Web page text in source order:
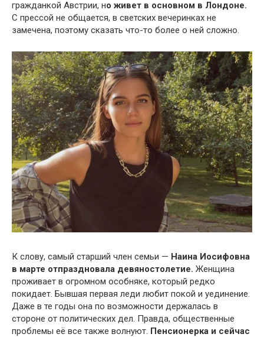
гражданкой Австрии, но живет в основном в Лондоне.
С прессой не общается, в светских вечеринках не
замечена, поэтому сказать что-то более о ней сложно.
К слову, самый старший член семьи — Наина Иосифовна
в марте отпраздновала девяностолетие. Женщина
проживает в огромном особняке, который редко
покидает. Бывшая первая леди любит покой и уединение.
Даже в те годы она по возможности держалась в
стороне от политических дел. Правда, общественные
проблемы её все также волнуют. Пенсионерка и сейчас